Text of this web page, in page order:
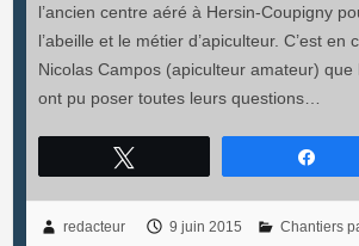
l’ancien centre aéré à Hersin-Coupigny
l’abeille et le métier d’apiculteur. C’est en
Nicolas Campos (apiculteur amateur) que
ont pu poser toutes leurs questions…
redacteur 9 juin 2015 Chantiers